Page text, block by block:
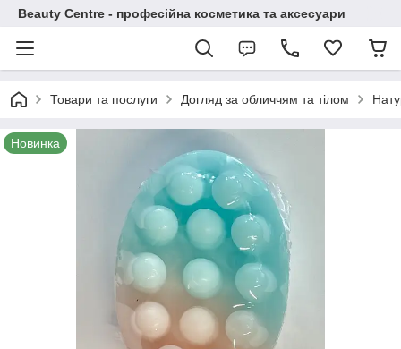
Beauty Centre - професійна косметика та аксесуари
Товари та послуги Догляд за обличчям та тілом
Новинка